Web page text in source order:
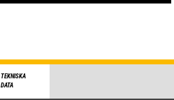
TEKNISKA
DATA